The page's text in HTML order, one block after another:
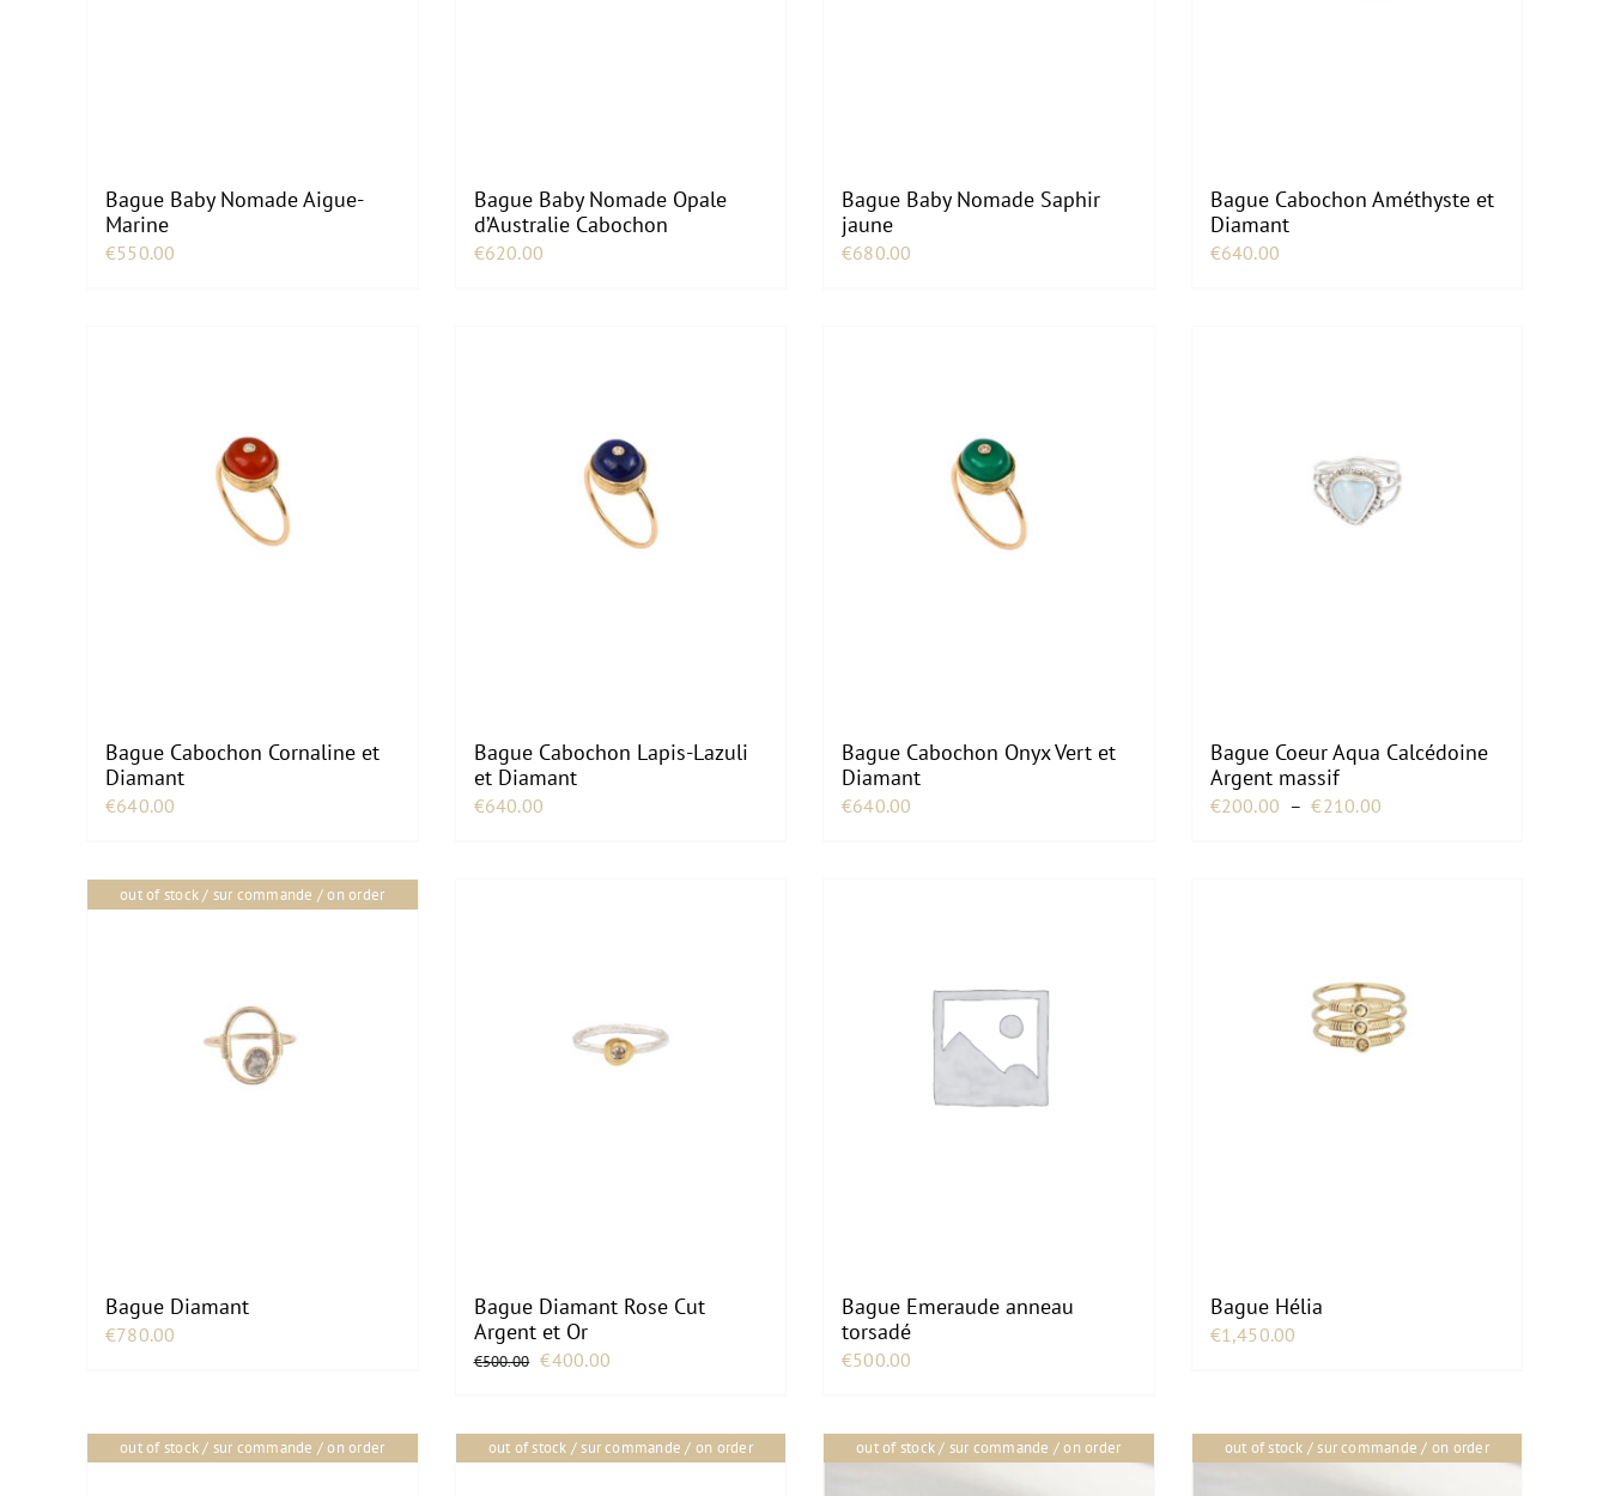
Bague Baby Nomade Aigue-
Marine
€550.00
Bague Baby Nomade Opale
d’Australie Cabochon
€620.00
Bague Baby Nomade Saphir
jaune
€680.00
Bague Cabochon Améthyste et
Diamant
€640.00
Bague Cabochon Cornaline et
Diamant
€640.00
Bague Cabochon Lapis-Lazuli
et Diamant
€640.00
Bague Cabochon Onyx Vert et
Diamant
€640.00
Bague Coeur Aqua Calcédoine
Argent massif
€200.00 – €210.00
out of stock / sur commande / on order
Bague Diamant
€780.00
Bague Diamant Rose Cut
Argent et Or
€500.00 Le
était :
€400.00
est :
Bague Emeraude anneau
torsadé
€500.00
Bague Hélia
€1,450.00
out of stock / sur commande / on order out of stock / sur commande / on order out of stock / sur commande / on order out of stock / sur commande / on order